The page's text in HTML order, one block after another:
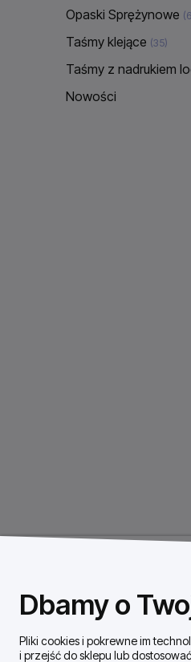
Opaski Sprężynowe
Taśmy klejące (35)
Taśmy z nadrukiem
Nowości
Dbamy o
Pliki cookies i pokrewne im
i przejść do sklepu lub